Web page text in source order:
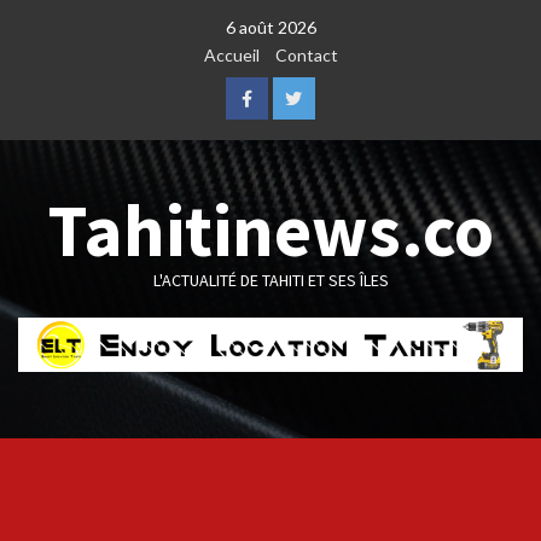
6 août 2026
Accueil
Contact
FacebookTwitter
Tahitinews.co
L'ACTUALITÉ DE TAHITI ET SES ÎLES